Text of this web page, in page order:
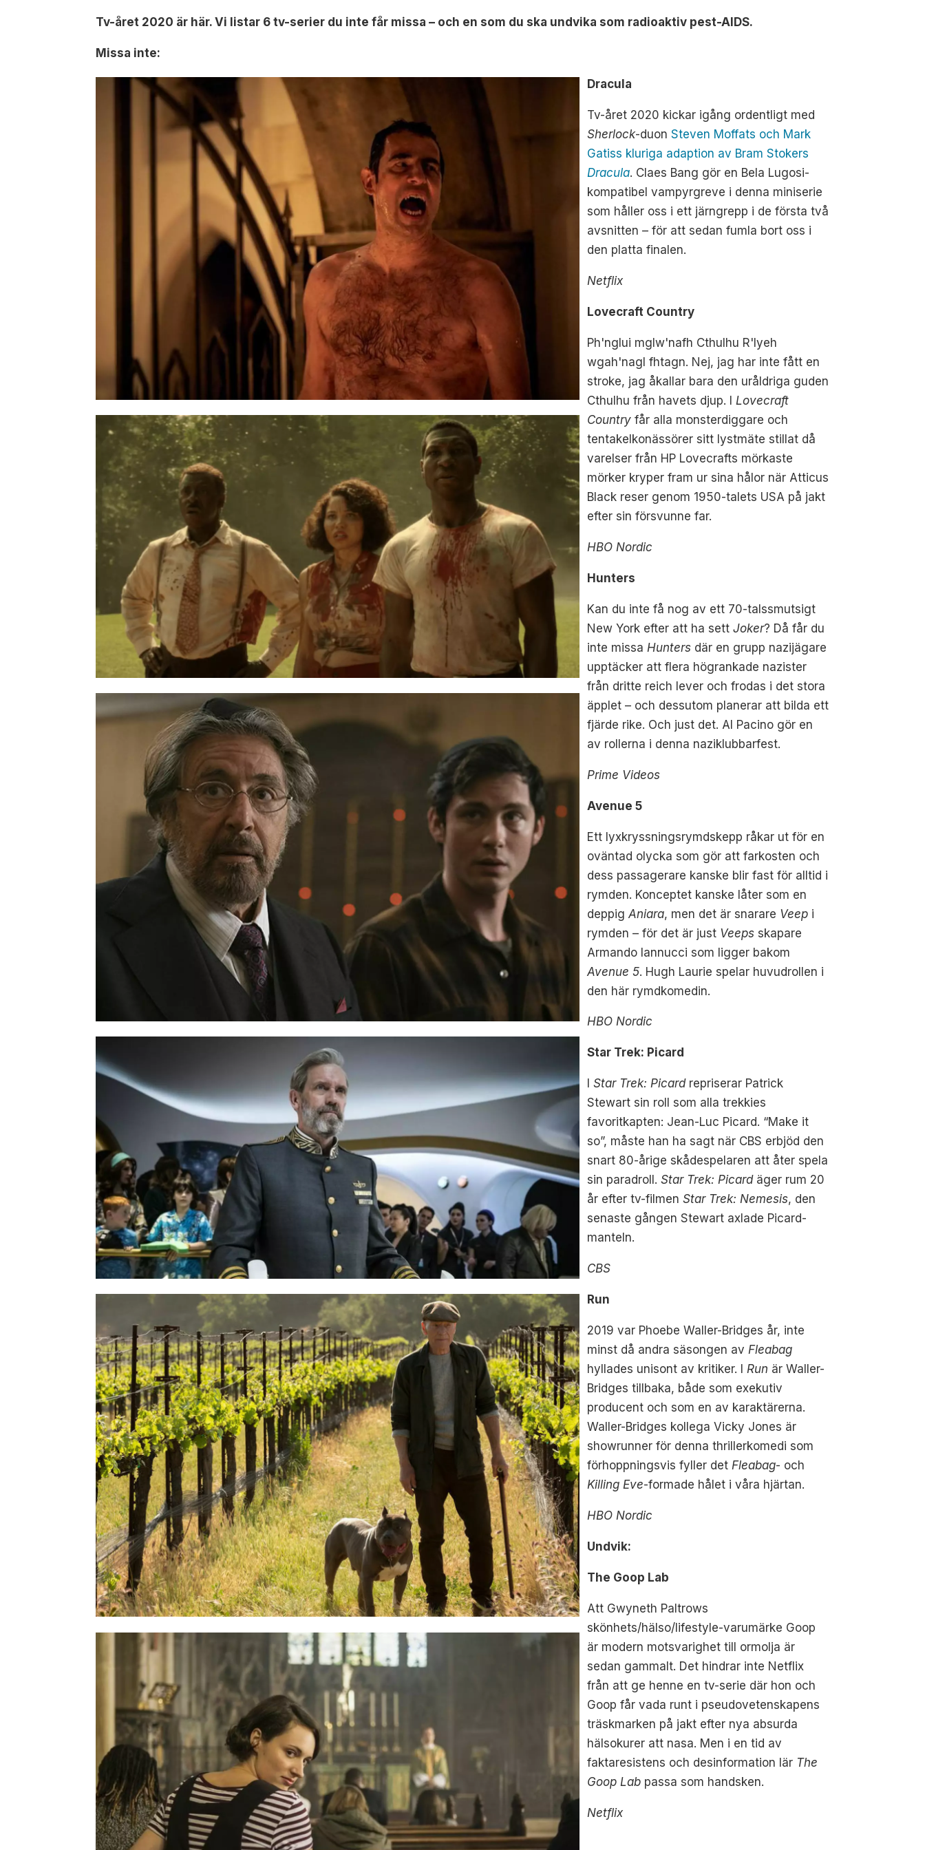
Tv-året 2020 är här. Vi listar 6 tv-serier du inte får missa – och en som du ska undvika som radioaktiv pest-AIDS.
Missa inte:
Dracula
Tv-året 2020 kickar igång ordentligt med
Sherlock-duonSteven Moffats och Mark
Gatiss kluriga adaption av Bram Stokers
Dracula. Claes Bang gör en Bela Lugosi-
kompatibel vampyrgreve i denna miniserie
som håller oss i ett järngrepp i de första två
avsnitten – för att sedan fumla bort oss i
den platta finalen.
Netflix
Lovecraft Country
Ph'nglui mglw'nafh Cthulhu R'lyeh
wgah'nagl fhtagn. Nej, jag har inte fått en
stroke, jag åkallar bara den uråldriga guden
Cthulhu från havets djup. I Lovecraft
Country får alla monsterdiggare och
tentakelkonässörer sitt lystmäte stillat då
varelser från HP Lovecrafts mörkaste
mörker kryper fram ur sina hålor när Atticus
Black reser genom 1950-talets USA på jakt
efter sin försvunne far.
HBO Nordic
Hunters
Kan du inte få nog av ett 70-talssmutsigt
New York efter att ha settJoker? Då får du
inte missa Hunters där en grupp nazijägare
upptäcker att flera högrankade nazister
från dritte reich lever och frodas i det stora
äpplet – och dessutom planerar att bilda ett
fjärde rike. Och just det. Al Pacino gör en
av rollerna i denna naziklubbarfest.
Prime Videos
Avenue 5
Ett lyxkryssningsrymdskepp råkar ut för en
oväntad olycka som gör att farkosten och
dess passagerare kanske blir fast för alltid i
rymden. Konceptet kanske låter som en
deppigAniara, men det är snarare Veep i
rymden – för det är just Veeps skapare
Armando Iannucci som ligger bakom
Avenue 5. Hugh Laurie spelar huvudrollen i
den här rymdkomedin.
HBO Nordic
Star Trek: Picard
IStar Trek: Picardrepriserar Patrick
Stewart sin roll som alla trekkies
favoritkapten: Jean-Luc Picard. “Make it
so”, måste han ha sagt när CBS erbjöd den
snart 80-årige skådespelaren att åter spela
sin paradroll.Star Trek: Picard äger rum 20
år efter tv-filmenStar Trek: Nemesis, den
senaste gången Stewart axlade Picard-
manteln.
CBS
Run
2019 var Phoebe Waller-Bridges år, inte
minst då andra säsongen avFleabag
hyllades unisont av kritiker. IRun är Waller-
Bridges tillbaka, både som exekutiv
producent och som en av karaktärerna.
Waller-Bridges kollega Vicky Jones är
showrunner för denna thrillerkomedi som
förhoppningsvis fyller detFleabag- och
Killing Eve-formade hålet i våra hjärtan.
HBO Nordic
Undvik:
The Goop Lab
Att Gwyneth Paltrows
skönhets/hälso/lifestyle-varumärke Goop
är modern motsvarighet till ormolja är
sedan gammalt. Det hindrar inte Netflix
från att ge henne en tv-serie där hon och
Goop får vada runt i pseudovetenskapens
träskmarken på jakt efter nya absurda
hälsokurer att nasa. Men i en tid av
faktaresistens och desinformation lär The
Goop Lab passa som handsken.
Netflix